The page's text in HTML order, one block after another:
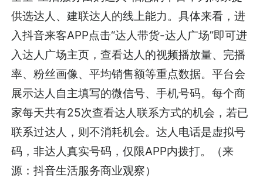
供选达人、建联达人的线上能力。具体来看，进
入抖音来客APP点击“达人带货-达人广场”即可进
入达人广场主页，查看达人的视频播放量、完播
率、粉丝画像、平均销售额等重点数据。平台会
展示达人自主填写的微信号、手机号码。每个商
家每天共有25次查看达人联系方式的机会，若已
联系过达人，则不消耗机会。达人电话是虚拟号
码，非达人真实号码，仅限APP内拨打。（来
源：抖音生活服务商业观察）